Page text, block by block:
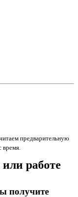
предварительную
работе
получите